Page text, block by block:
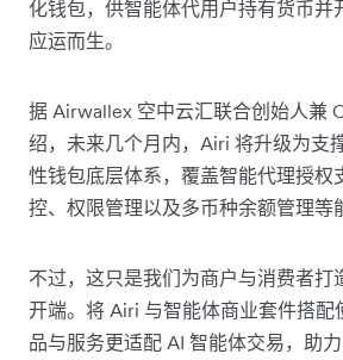
化钱包，供智能体代用户持有货币并
应运而生。
据 Airwallex 空中云汇联合创始人兼
绍，未来几个月内，Airi 将升级为支
性钱包底层体系，覆盖智能代理授权
控、权限管理以及多币种余额管理等
不过，这只是我们为商户与消费者打
开端。将 Airi 与智能体商业套件搭配
品与服务更适配 AI 智能体交易，助